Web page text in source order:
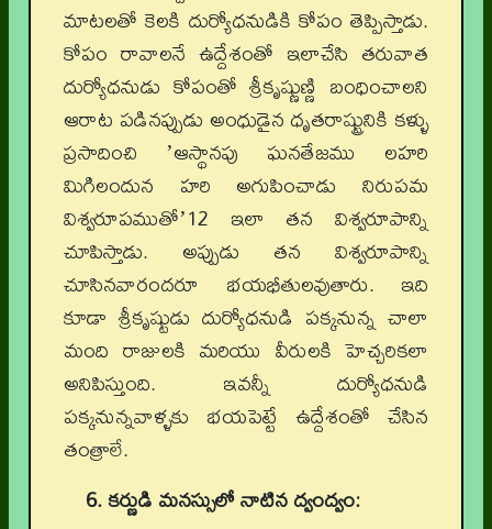
మాటలతో కెలకి దుర్యోధనుడికి కోపం తెప్పిస్తాడు.
కోపం రావాలనే ఉద్దేశంతో ఇలాచేసి తరువాత
దుర్యోధనుడు కోపంతో శ్రీకృష్ణుణ్ణి బంధించాలని
ఆరాట పడినప్పుడు అంధుడైన ధృతరాష్ట్రునికి కళ్ళు
ప్రసాదించి ʼఆస్థానపు ఘనతేజము లహరి
మిగిలందున హరి అగుపించాడు నిరుపమ
విశ్వరూపముతోʼ12 ఇలా తన విశ్వరూపాన్ని
చూపిస్తాడు. అప్పుడు తన విశ్వరూపాన్ని
చూసినవారందరూ భయభీతులవుతారు. ఇది
కూడా శ్రీకృష్టుడు దుర్యోధనుడి పక్కనున్న చాలా
మంది రాజులకి మరియు వీరులకి హెచ్చరికలా
అనిపిస్తుంది. ఇవన్నీ దుర్యోధనుడి
పక్కనున్నవాళ్ళకు భయపెట్టే ఉద్దేశంతో చేసిన
తంత్రాలే.
6. కర్ణుడి మనస్సులో నాటిన ద్వంద్వం: